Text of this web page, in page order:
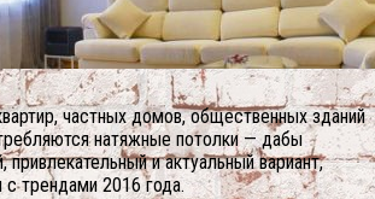
частных домов, общественных зданий
натяжные потолки — дабы
привлекательный и актуальный вариант,
с трендами 2016 года.